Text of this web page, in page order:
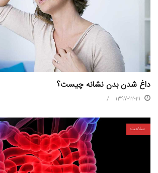
داغ شدن بدن نشانه چیست؟
1397-12-21
سلامت